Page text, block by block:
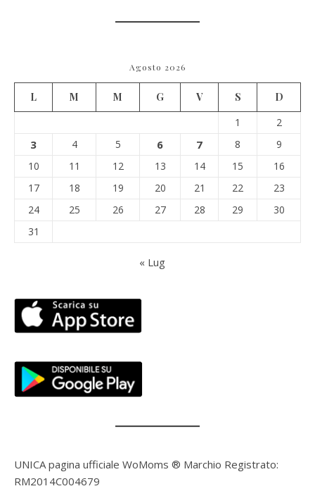
Agosto 2026
L M M G V S
D
1
2
3 4 5 6 7 8
9
10
11 12 13 14 15
16
17
18 19 20 21 22
23
24
25 26 27 28 29
30
31
« Lug
UNICA pagina ufficiale WoMoms ® Marchio Registrato:
RM2014C004679